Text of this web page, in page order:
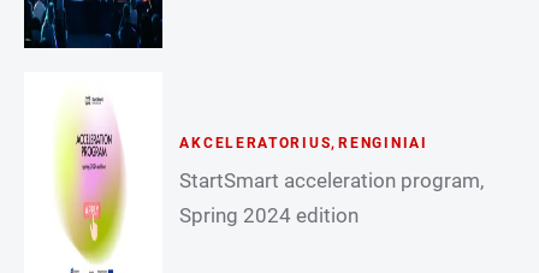
AKCELERATORIUS, RENGINIAI
StartSmart acceleration program,
Spring 2024 edition